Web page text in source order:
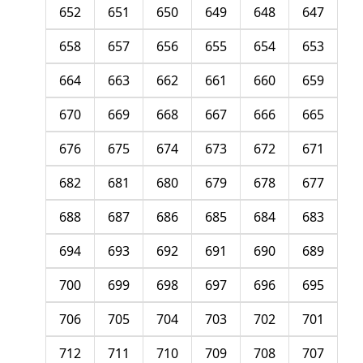
647
648
649
650
651
652
653
654
655
656
657
658
659
660
661
662
663
664
665
666
667
668
669
670
671
672
673
674
675
676
677
678
679
680
681
682
683
684
685
686
687
688
689
690
691
692
693
694
695
696
697
698
699
700
701
702
703
704
705
706
707
708
709
710
711
712